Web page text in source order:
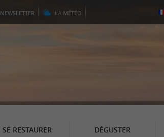
NEWSLETTER LA MÉTÉO
SE RESTAURER DÉGUSTER